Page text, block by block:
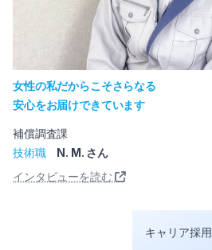
女性の私だからこそさらなる
安心をお届けできています
補償調査課
技術職
N. M. さん
インタビューを読む
キャリア採用